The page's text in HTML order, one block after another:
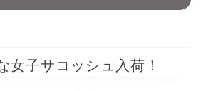
女子サコッシュ入荷！